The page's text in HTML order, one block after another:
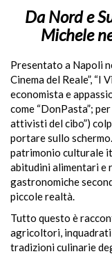
Da Nord e
Michele
Presentato a Napoli
Cinema del Reale”, “I
economista e
come “DonPasta”;
attivisti del cibo”)
portare sullo
patrimonio culturale
abitudini alimentari e
gastronomiche
piccole realtà.
Tutto questo è
agricoltori, inquadrati
tradizioni culinarie